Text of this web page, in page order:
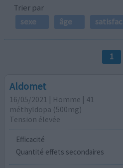
Trier par
sexe
âge
1
Aldomet
16/05/2021 | Homme | 41
méthyldopa (500mg)
Tension élevée
Efficacité
Quantité effets secondaires